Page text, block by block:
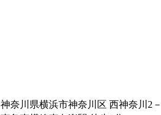
神奈川県横浜市神奈川区 西神奈川2